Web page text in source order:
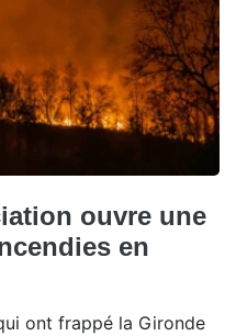
ouvre une
en
ont frappé la Gironde